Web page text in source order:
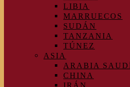
LIBIA
MARRUECOS
SUDÁN
TANZANIA
TÚNEZ
ASIA
ARABIA
CHINA
IRÁN